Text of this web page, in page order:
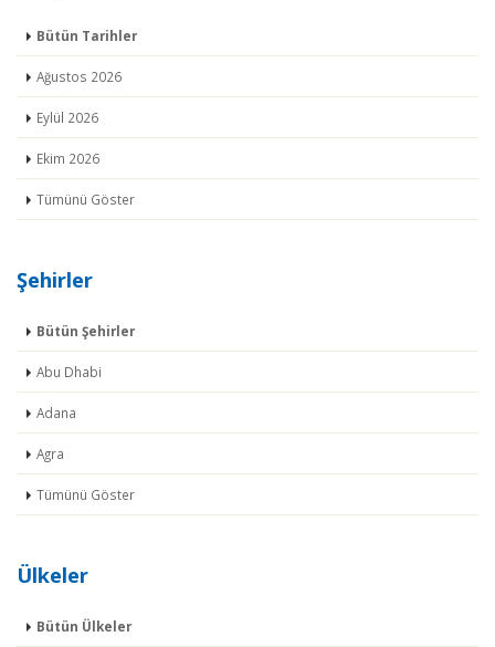
Bütün Tarihler
Ağustos 2026
Eylül 2026
Ekim 2026
Tümünü Göster
Şehirler
Bütün Şehirler
Abu Dhabi
Adana
Agra
Tümünü Göster
Ülkeler
Bütün Ülkeler